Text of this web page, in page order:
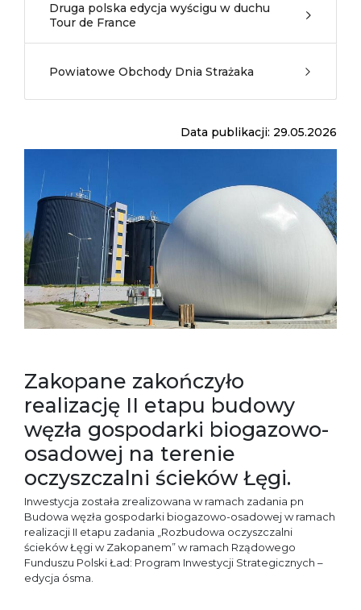
Druga polska edycja wyścigu w duchu
Tour de France
Powiatowe Obchody Dnia Strażaka
Data publikacji: 29.05.2026
Zakopane zakończyło
realizację II etapu budowy
węzła gospodarki biogazowo-
osadowej na terenie
oczyszczalni ścieków Łęgi.
Inwestycja została zrealizowana w ramach zadania pn
Budowa węzła gospodarki biogazowo-osadowej w ramach
realizacji II etapu zadania „Rozbudowa oczyszczalni
ścieków Łęgi w Zakopanem” w ramach Rządowego
Funduszu Polski Ład: Program Inwestycji Strategicznych –
edycja ósma.